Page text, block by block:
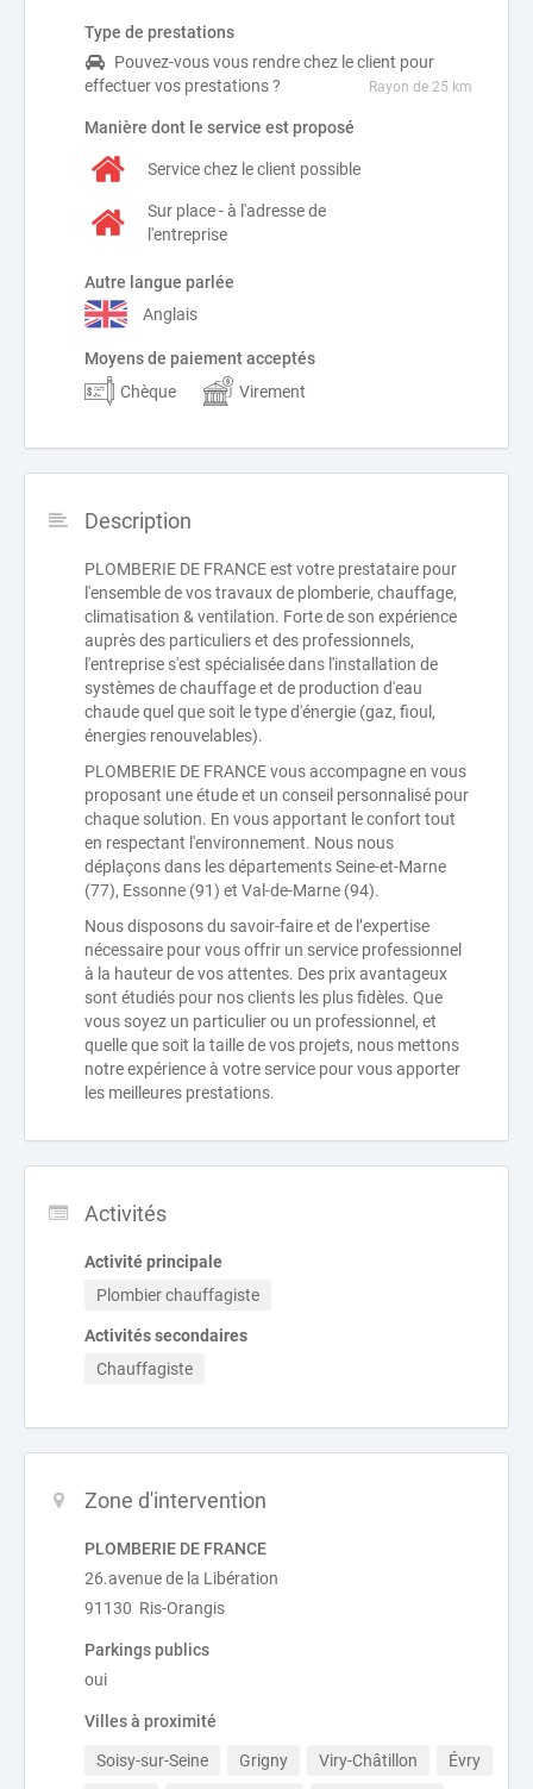
Type de prestations
Pouvez-vous vous rendre chez le client pour
effectuer vos prestations ?
Rayon de 25 km
Manière dont le service est proposé
Service chez le client possible
Sur place - à l'adresse de
l'entreprise
Autre langue parlée
Anglais
Moyens de paiement acceptés
Chèque
Virement
Description
PLOMBERIE DE FRANCE est votre prestataire pour
l'ensemble de vos travaux de plomberie, chauffage,
climatisation & ventilation. Forte de son expérience
auprès des particuliers et des professionnels,
l'entreprise s'est spécialisée dans l'installation de
systèmes de chauffage et de production d'eau
chaude quel que soit le type d'énergie (gaz, fioul,
énergies renouvelables).
PLOMBERIE DE FRANCE vous accompagne en vous
proposant une étude et un conseil personnalisé pour
chaque solution. En vous apportant le confort tout
en respectant l'environnement. Nous nous
déplaçons dans les départements Seine-et-Marne
(77), Essonne (91) et Val-de-Marne (94).
Nous disposons du savoir-faire et de l’expertise
nécessaire pour vous offrir un service professionnel
à la hauteur de vos attentes. Des prix avantageux
sont étudiés pour nos clients les plus fidèles. Que
vous soyez un particulier ou un professionnel, et
quelle que soit la taille de vos projets, nous mettons
notre expérience à votre service pour vous apporter
les meilleures prestations.
Activités
Activité principale
Plombier chauffagiste
Activités secondaires
Chauffagiste
Zone d'intervention
PLOMBERIE DE FRANCE
26.avenue de la Libération
91130 Ris-Orangis
Parkings publics
oui
Villes à proximité
Soisy-sur-Seine Grigny Viry-Châtillon Évry